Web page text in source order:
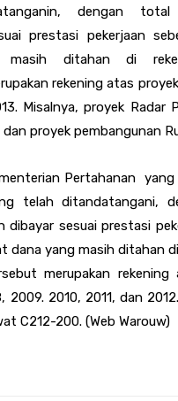
dengan
prestasi pekerjaan
ditahan di
rekening atas
Misalnya, proyek Radar
proyek pembangunan
Pertahanan
telah ditandatangani,
dibayar sesuai prestasi
dana yang masih ditahan
merupakan
2010, 2011, dan
C212-200. (Web Warouw)